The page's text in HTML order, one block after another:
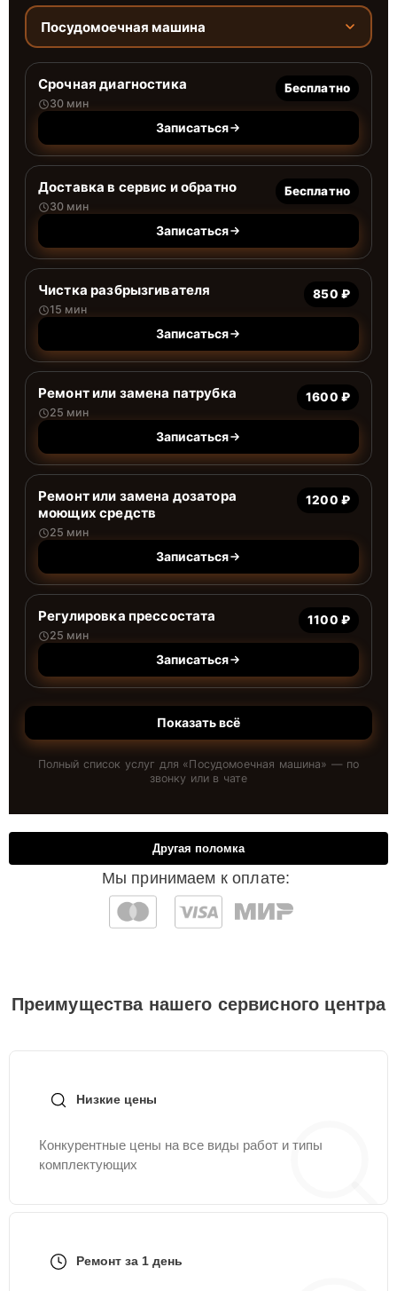
Посудомоечная машина
Срочная диагностика
30 мин
Бесплатно
Записаться
Доставка в сервис и обратно
30 мин
Бесплатно
Записаться
Чистка разбрызгивателя
15 мин
850 ₽
Записаться
Ремонт или замена патрубка
25 мин
1600 ₽
Записаться
Ремонт или замена дозатора
моющих средств
25 мин
1200 ₽
Записаться
Регулировка прессостата
25 мин
1100 ₽
Записаться
Показать всё
Полный список услуг для «Посудомоечная машина» — по
звонку или в чате
Мы принимаем к оплате:
Другая поломка
Преимущества нашего сервисного центра
Низкие цены
Конкурентные цены на все виды работ и типы
комплектующих
Ремонт за 1 день